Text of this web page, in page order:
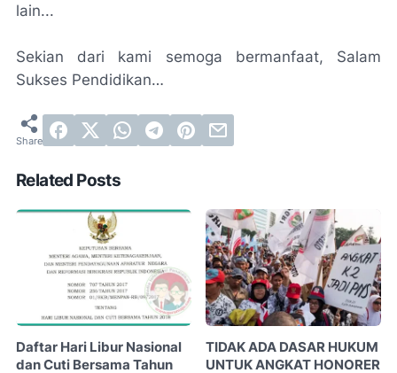
lain...
Sekian dari kami semoga bermanfaat, Salam
Sukses Pendidikan…
Related Posts
Daftar Hari Libur Nasional
dan Cuti Bersama Tahun
TIDAK ADA DASAR HUKUM
UNTUK ANGKAT HONORER